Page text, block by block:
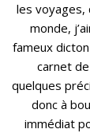
les voyages,
monde,
fameux
carnet
quelques
donc à
immédiat